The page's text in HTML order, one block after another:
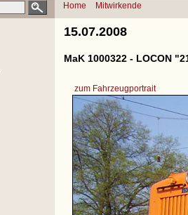
Home Mitwirkende
15.07.2008
MaK 1000322 - LOCON
zum Fahrzeugportrait